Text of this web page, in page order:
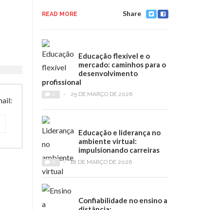
READ MORE Share
Educação flexível e o
mercado: caminhos para o
desenvolvimento
profissional
- 25 DE MARÇO DE 2026
Educação e liderança no
ambiente virtual:
impulsionando carreiras
- 18 DE MARÇO DE 2026
Confiabilidade no ensino a